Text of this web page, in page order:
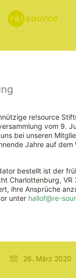
bieten
26. März 2020
re!source
vom 9.
bei unseren
Jahre auf
bestellt ist der
Charlottenburg, VR
ihre Ansprüche
unter hallof@re-